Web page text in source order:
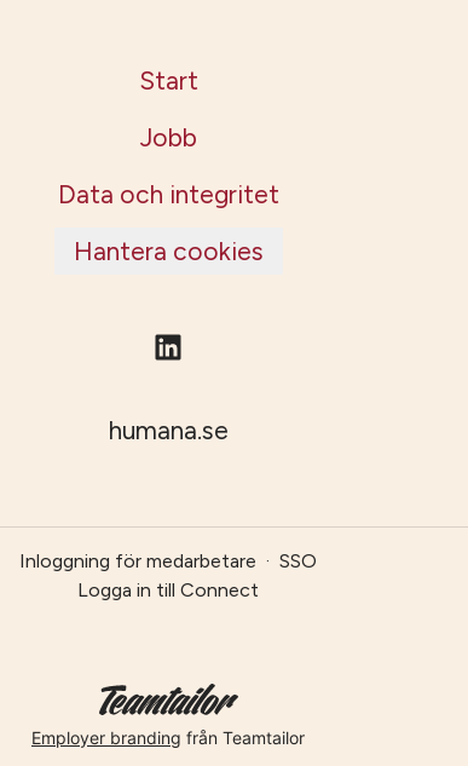
Start
Jobb
Data och integritet
Hantera cookies
humana.se
Inloggning för medarbetare · SSO
Logga in till Connect
Employer branding från Teamtailor